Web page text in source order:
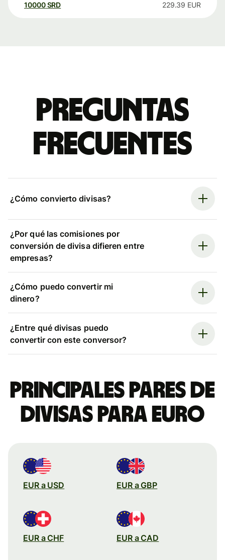
10000 SRD 229.39 EUR
Preguntas
frecuentes
¿Cómo convierto divisas?
¿Por qué las comisiones por
conversión de divisa difieren entre
empresas?
¿Cómo puedo convertir mi
dinero?
¿Entre qué divisas puedo
convertir con este conversor?
Principales pares de
divisas para euro
EUR a USD EUR a GBP
EUR a CHF EUR a CAD